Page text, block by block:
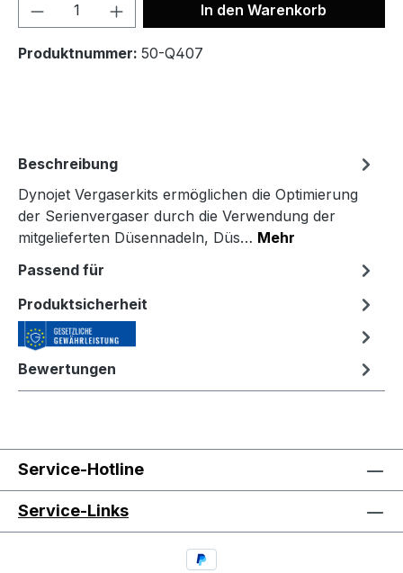
In den Warenkorb
Produktnummer: 50-Q407
Beschreibung
Dynojet Vergaserkits ermöglichen die Optimierung
der Serienvergaser durch die Verwendung der
mitgelieferten Düsennadeln, Düs… Mehr
Passend für
Produktsicherheit
Bewertungen
Service-Hotline
Service-Links